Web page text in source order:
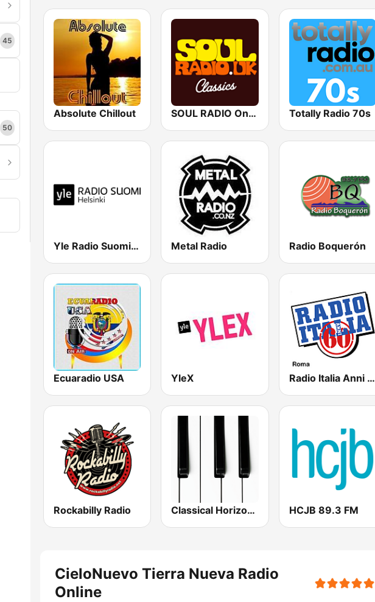
45
50
Absolute Chillout SOUL RADIO Only Classic Soul Totally Radio 70s
Yle Radio Suomi Helsinki Metal Radio Radio Boquerón
Ecuaradio USA YleX Radio Italia Anni 60 - Roma
Rockabilly Radio Classical Horizon Radio (International) HCJB 89.3 FM
CieloNuevo Tierra Nueva Radio
Online